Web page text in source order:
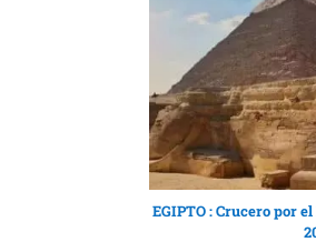
EGIPTO : Crucero por